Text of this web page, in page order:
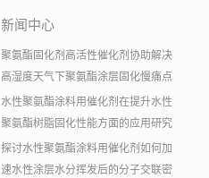
新闻中心
聚氨酯固化剂高活性催化剂协助解决
高湿度天气下聚氨酯涂层固化慢痛点
水性聚氨酯涂料用催化剂在提升水性
聚氨酯树脂固化性能方面的应用研究
探讨水性聚氨酯涂料用催化剂如何加
速水性涂层水分挥发后的分子交联密